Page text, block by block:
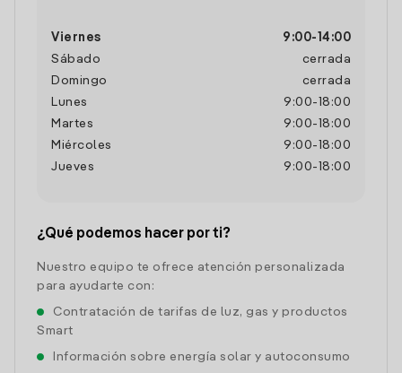
Viernes 9:00- 14:00
Sábado
cerrada
Domingo
cerrada
Lunes
9:00- 18:00
Martes
9:00- 18:00
Miércoles
9:00- 18:00
Jueves
9:00- 18:00
¿Qué podemos hacer por ti?
Nuestro equipo te ofrece atención personalizada
para ayudarte con:
Contratación de tarifas de luz, gas y productos
Smart
Información sobre energía solar y autoconsumo